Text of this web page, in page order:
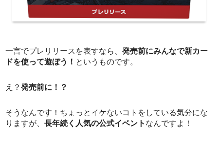
一言でプレリリースを表すなら、発売前にみんなで新カー
ドを使って遊ぼう！ というものです。
え？発売前に！？
そうなんです！ちょっとイケないコトをしている気分にな
りますが、長年続く人気の公式イベント なんですよ！